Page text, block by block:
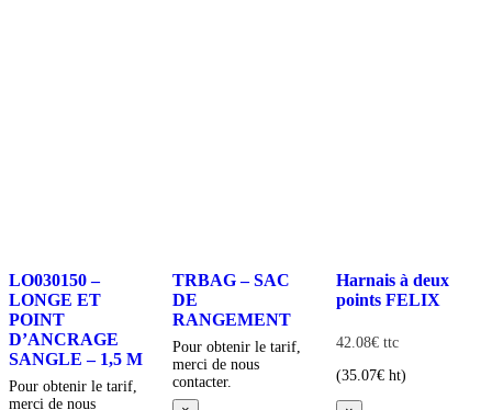
LO030150 –
LONGE ET
POINT
D’ANCRAGE
SANGLE – 1,5 M
Pour obtenir le tarif,
merci de nous
TRBAG – SAC
DE
RANGEMENT
Pour obtenir le tarif,
merci de nous
contacter.
Harnais à deux
points FELIX
42.08€ ttc
(35.07€ ht)